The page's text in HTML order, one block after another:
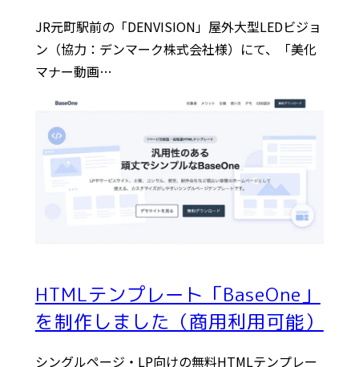
JR元町駅前の「DENVISION」屋外大型LEDビジョ
ン（協力：デンマーク株式会社様）にて、「美化
マナー動画…
HTMLテンプレート「BaseOne」
を制作しました（商用利用可能）
シングルページ・LP向けの無料HTMLテンプレー